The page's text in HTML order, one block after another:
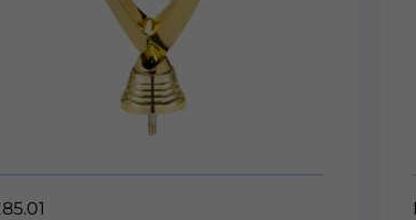
F157